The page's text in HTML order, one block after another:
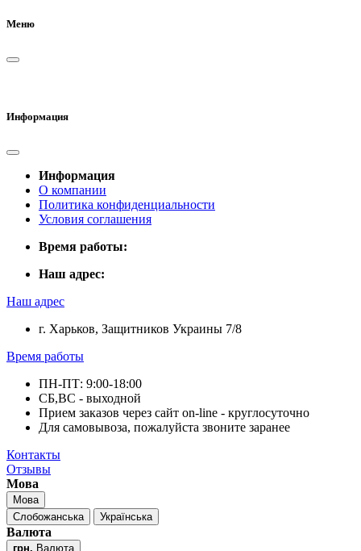
Меню
Информация
Информация
О компании
Политика конфиденциальности
Условия соглашения
Время работы:
Наш адрес:
Наш адрес
г. Харьков, Защитников Украины 7/8
Время работы
ПН-ПТ: 9:00-18:00
СБ,ВС - выходной
Прием заказов через сайт on-line - круглосуточно
Для самовывоза, пожалуйста звоните заранее
Контакты
Отзывы
Мова
Мова
Слобожанська
Українська
Валюта
грн. Валюта